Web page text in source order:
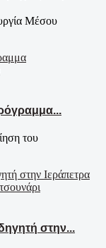
Μέσου
του
στην...